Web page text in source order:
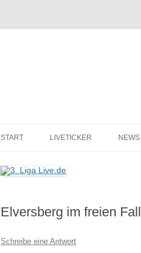
START LIVETICKER NEWS
Elversberg im freien Fall
Schreibe eine Antwort